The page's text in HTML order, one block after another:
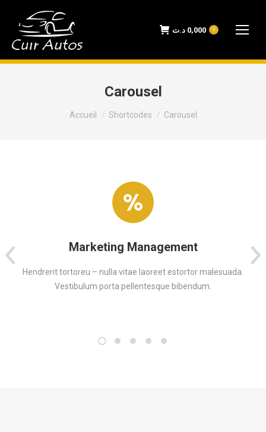
0,000 د.ت 0
Carousel
Accueil Shortcodes Carousel
Marketing Management
Hendrerit tortoreu – nulla vitae laoreet estortor malesuada.
Vestibulum porta pellentesque bibendum.